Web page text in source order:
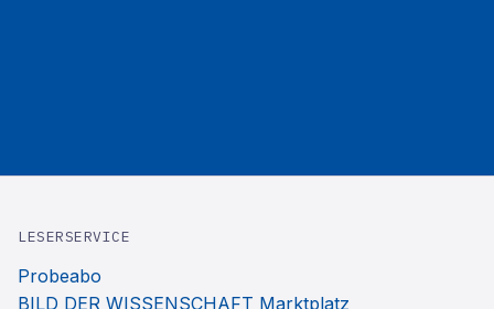
LESERSERVICE
Probeabo
BILD DER WISSENSCHAFT Marktplatz